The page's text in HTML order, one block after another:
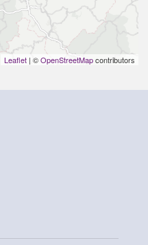
Leaflet | ©OpenStreetMapcontributors